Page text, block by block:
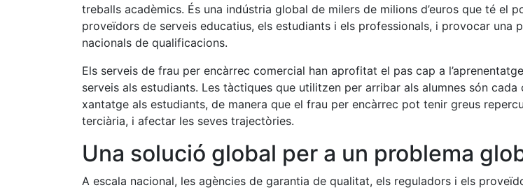
treballs acadèmics. És una indústria global de milers de milions d’euros que té
proveïdors de serveis educatius, els estudiants i els professionals, i provocar una
nacionals de qualificacions.
Els serveis de frau per encàrrec comercial han aprofitat el pas cap a
serveis als estudiants. Les tàctiques que utilitzen per arribar als alumnes són
xantatge als estudiants, de manera que el frau per encàrrec pot tenir greus
terciària, i afectar les seves trajectòries.
Una solució global per a un problema
A escala nacional, les agències de garantia de qualitat, els reguladors i els